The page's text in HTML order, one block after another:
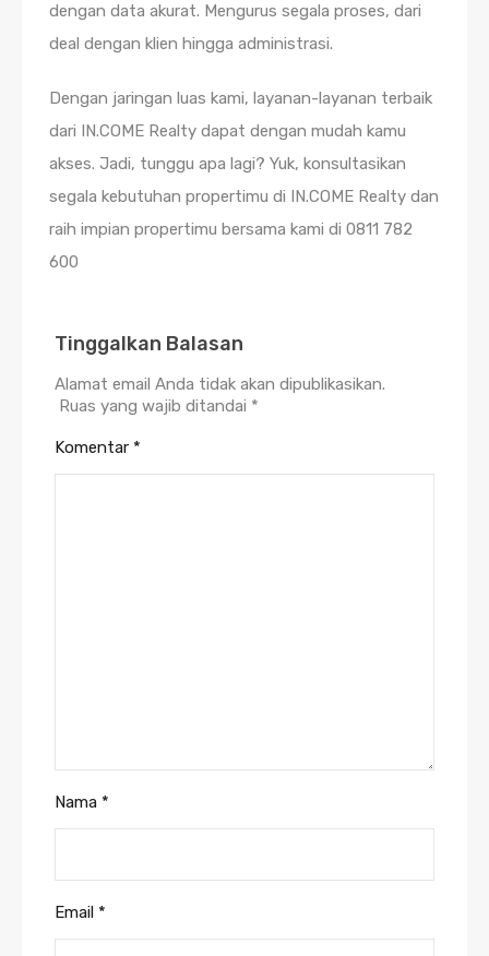
dengan data akurat. Mengurus segala proses, dari
deal dengan klien hingga administrasi.
Dengan jaringan luas kami, layanan-layanan terbaik
dari IN.COME Realty dapat dengan mudah kamu
akses. Jadi, tunggu apa lagi? Yuk, konsultasikan
segala kebutuhan propertimu di IN.COME Realty dan
raih impian propertimu bersama kami di 0811 782
600
Tinggalkan Balasan
Alamat email Anda tidak akan dipublikasikan.
Ruas yang wajib ditandai *
Komentar *
Nama *
Email *